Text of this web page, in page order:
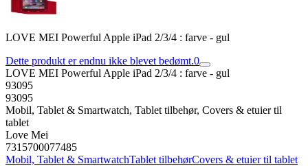
LOVE MEI Powerful Apple iPad 2/3/4 : farve - gul
Dette produkt er endnu ikke blevet bedømt.0
LOVE MEI Powerful Apple iPad 2/3/4 : farve - gul
93095
93095
Mobil, Tablet & Smartwatch, Tablet tilbehør, Covers & etuier til
tablet
Love Mei
7315700077485
Mobil, Tablet & SmartwatchTablet tilbehørCovers & etuier til tablet